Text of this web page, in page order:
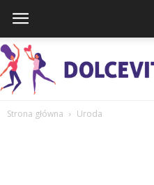
Strona główna Uroda